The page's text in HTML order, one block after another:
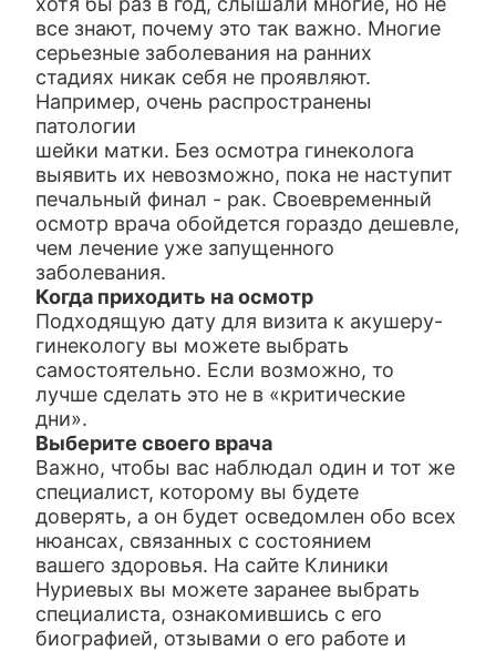
все знают, почему это так важно. Многие
серьезные заболевания на ранних
стадиях никак себя не проявляют.
Например, очень распространены
патологии
шейки матки. Без осмотра гинеколога
выявить их невозможно, пока не наступит
печальный финал - рак. Своевременный
осмотр врача обойдется гораздо дешевле,
чем лечение уже запущенного
заболевания.
Когда приходить на осмотр
Подходящую дату для визита к акушеру-
гинекологу вы можете выбрать
самостоятельно. Если возможно, то
лучше сделать это не в «критические
дни».
Выберите своего врача
Важно, чтобы вас наблюдал один и тот же
специалист, которому вы будете
доверять, а он будет осведомлен обо всех
нюансах, связанных с состоянием
вашего здоровья. На сайте Клиники
Нуриевых вы можете заранее выбрать
специалиста, ознакомившись с его
биографией, отзывами о его работе и